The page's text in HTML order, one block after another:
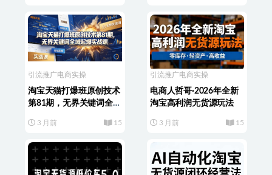
引流推广电商实操
淘宝天猫打爆班原创技术
第81期，无界关键词全域
3 月前 15
引流推广电商实操
电商人哲哥·2026年全新
淘宝高利润无货源玩法
3 月前 15